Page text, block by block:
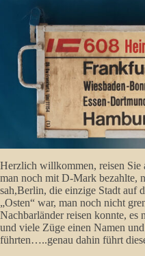
Herzlich willkommen, reisen Sie
man noch mit D-Mark bezahlte,
sah,Berlin, die einzige Stadt auf
„Osten“ war, man noch nicht
Nachbarländer reisen konnte, es
und viele Züge einen Namen
führten…..genau dahin führt